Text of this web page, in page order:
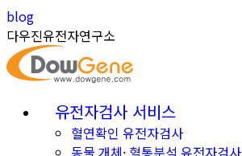
Skip
to
content
Instagram
page
opens
in
window
YouTube
page
opens
in
window
blog
다우진유전자연구소
유전자검사 서비스
혈연확인 유전자검사
동물 개체· 혈통분석 유전자검사